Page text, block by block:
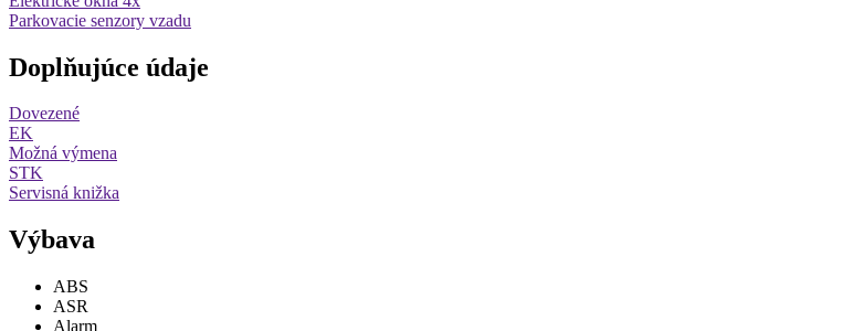
Parkovacie senzory vzadu
Doplňujúce údaje
Dovezené
EK
Možná výmena
STK
Servisná knižka
Výbava
ABS
ASR
Alarm